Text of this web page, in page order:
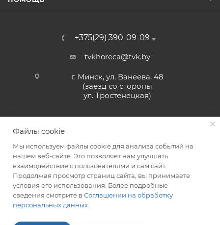
+375(29) 390-09-09
tvkhoreca@tvk.by
г. Минск, ул. Ванеева, 48
(заезд со стороны
ул. Тростенецкая)
2026 © ЗАО «ТВК»
Файлы cookie
Мы используем файлы cookie для анализа событий на
нашем веб-сайте. Это позволяет нам улучшать
взаимодействие с пользователями и сам сайт.
Продолжая просмотр страниц сайта, вы принимаете
условия его использования. Более подробные
сведения смотрите в Соглашении на обработку
персональных данных